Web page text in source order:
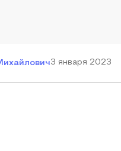
3 января 2023